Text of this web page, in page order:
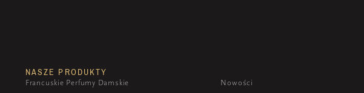
NASZE PRODUKTY
Francuskie Perfumy Damskie Nowości